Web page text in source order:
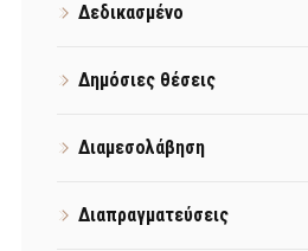
Δεδικασμένο
Δημόσιες θέσεις
Διαμεσολάβηση
Διαπραγματεύσεις